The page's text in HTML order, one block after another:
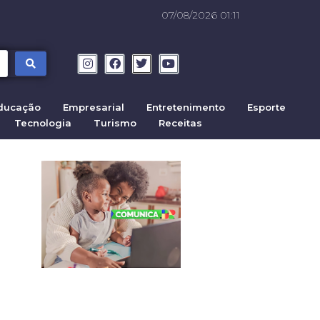
07/08/2026 01:11
Empresarial Entretenimento
Esporte
Tecnologia Turismo Receitas